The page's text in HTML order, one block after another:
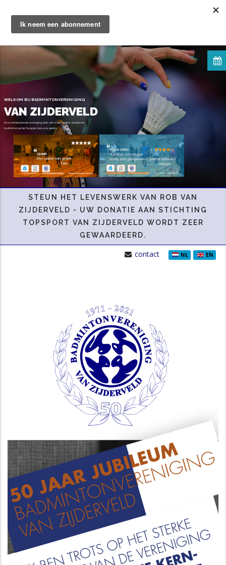
naar
de
WELKOM BIJ BADMINTONVERENIGING
VAN ZIJDERVELD
JA, IK KOM BADMINTONNEN
STEUN HET LEVENSWERK VAN ROB VAN
ZIJDERVELD - UW DONATIE AAN STICHTING
TOPSPORT VAN ZIJDERVELD WORDT ZEER
GEWAARDEERD.
contact NL EN